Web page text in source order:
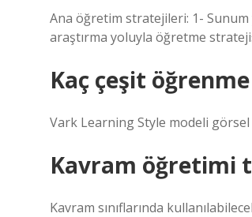
Ana öğretim stratejileri: 1-
araştırma yoluyla öğretme
Kaç çeşit
Vark Learning Style modeli
Kavram öğretimi
Kavram sınıflarında